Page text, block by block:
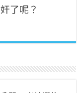
了呢？